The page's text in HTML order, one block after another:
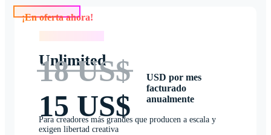
Unlimited
18 US$
15 US$
USD por mes
facturado
anualmente
Para creadores más grandes que producen a escala y
exigen libertad creativa